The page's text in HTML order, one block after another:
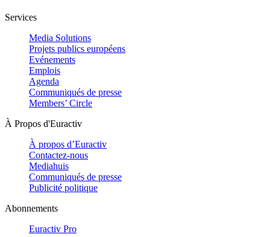
Services
Media Solutions
Projets publics européens
Evénements
Emplois
Agenda
Communiqués de presse
Members’ Circle
À Propos d'Euractiv
À propos d’Euractiv
Contactez-nous
Mediahuis
Communiqués de presse
Publicité politique
Abonnements
Euractiv Pro